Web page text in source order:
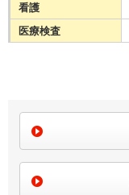
看護
医療検査